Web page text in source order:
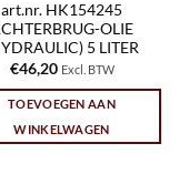
art.nr. HK154245
OLIE
5 LITER
€46,20 Excl. BTW
TOEVOEGEN AAN
WINKELWAGEN